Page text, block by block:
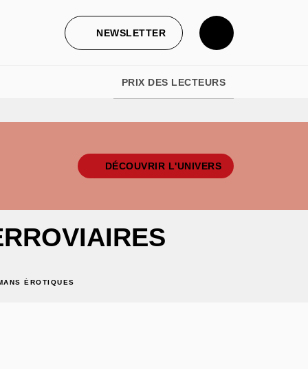
NEWSLETTER
PRIX DES LECTEURS
DÉCOUVRIR L'UNIVERS
ÉROTIQUES